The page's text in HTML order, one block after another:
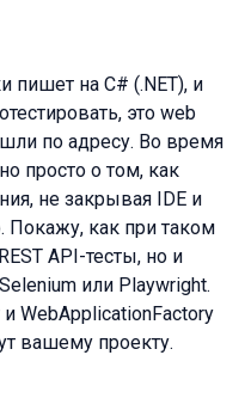
пишет на C# (.NET), и
это web
по адресу. Во время
просто о том, как
не закрывая IDE и
Покажу, как при таком
API-тесты, но и
или Playwright.
WebApplicationFactory
вашему проекту.